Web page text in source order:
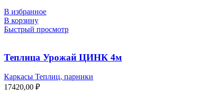
В избранное
В корзину
Быстрый просмотр
Теплица Урожай ЦИНК 4м
Каркасы Теплиц, парники
17420,00 ₽